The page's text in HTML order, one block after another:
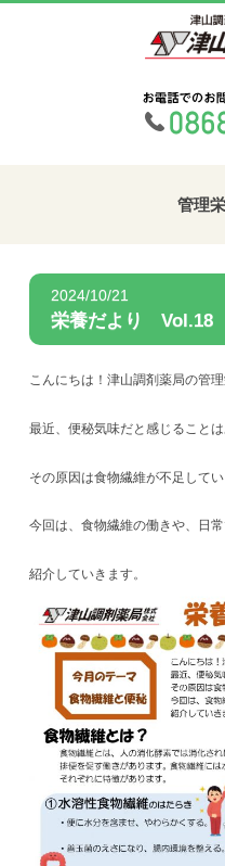
管理
2024/10/21
栄養だより Vol.18
こんにちは！津山調剤薬局の管理
最近、便秘気味だと感じること
その原因は食物繊維が不足して
今回は、食物繊維の働きや、日
紹介していきます。